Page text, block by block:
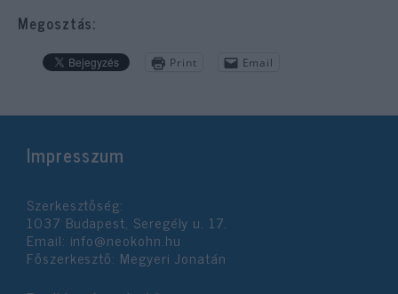
Megosztás:
Print Email
Impresszum
Szerkesztőség:
1037 Budapest, Seregély u. 17.
Email: info@neokohn.hu
Főszerkesztő: Megyeri Jonatán